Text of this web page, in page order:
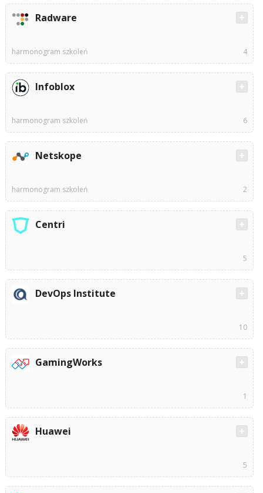
Radware
harmonogram szkoleń 4
Infoblox
harmonogram szkoleń 6
Netskope
harmonogram szkoleń 2
Centri
5
DevOps Institute
10
GamingWorks
1
Huawei
5